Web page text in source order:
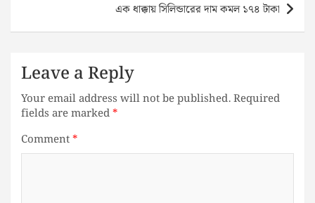
এক ধাক্কায় সিলিন্ডারের দাম কমল ১৭৪ টাকা
Leave a Reply
Your email address will not be published.Required
fields are marked*
Comment*